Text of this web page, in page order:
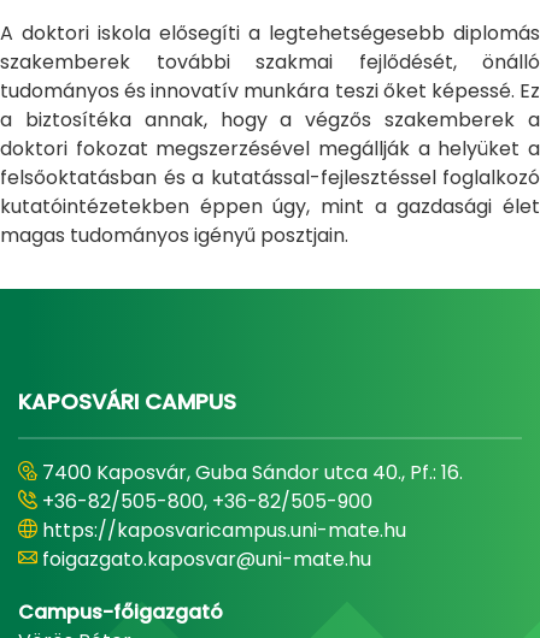
A doktori iskola elősegíti a legtehetségesebb diplomás
szakemberek további szakmai fejlődését, önálló
tudományos és innovatív munkára teszi őket képessé. Ez
a biztosítéka annak, hogy a végzős szakemberek a
doktori fokozat megszerzésével megállják a helyüket a
felsőoktatásban és a kutatással-fejlesztéssel foglalkozó
kutatóintézetekben éppen úgy, mint a gazdasági élet
magas tudományos igényű posztjain.
KAPOSVÁRI CAMPUS
7400 Kaposvár, Guba Sándor utca 40., Pf.: 16.
+36-82/505-800, +36-82/505-900
https://kaposvaricampus.uni-mate.hu
foigazgato.kaposvar@uni-mate.hu
Campus-főigazgató